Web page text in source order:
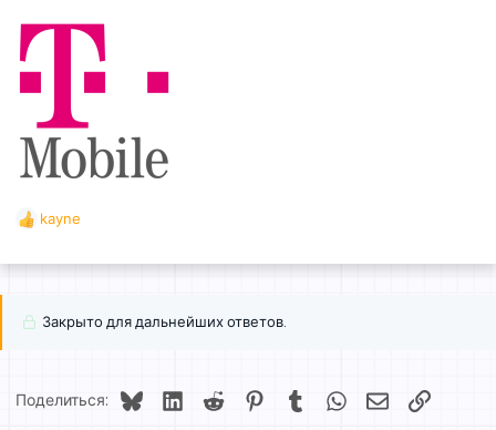
Р
а
и
kayne
Закрыто для дальнейших ответов.
Поделиться: BlueskyLinkedInReddit PinterestTumblrWhatsAppЭлектронная
Ссылка